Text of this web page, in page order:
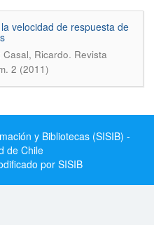
velocidad de respuesta de
Ricardo. Revista
2 (2011)
y Bibliotecas (SISIB) -
de Chile
por SISIB